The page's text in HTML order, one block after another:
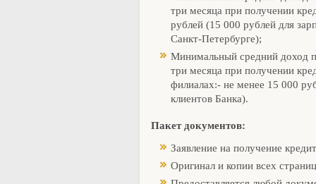
три месяца при получении
рублей (15 000 рублей для
Санкт-Петербурге);
Минимальный средний доход
три месяца при получении
филиалах:- не менее 15 000
клиентов Банка).
Пакет документов:
Заявление на получение
Оригинал и копии всех